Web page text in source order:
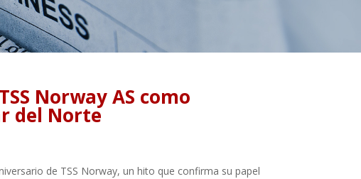
Norway AS como
del Norte
de TSS Norway, un hito que confirma su papel